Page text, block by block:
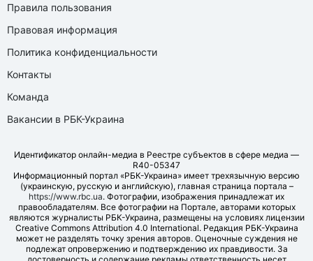
Правила пользования
Правовая информация
Политика конфиденциальности
Контакты
Команда
Вакансии в РБК-Украина
Идентификатор онлайн-медиа в Реестре субъектов в сфере медиа —
R40-05347
Информационный портал «РБК-Украина» имеет трехязычную версию
(украинскую, русскую и английскую), главная страница портала –
https://www.rbc.ua. Фотографии, изображения принадлежат их
правообладателям. Все фотографии на Портале, авторами которых
являются журналисты РБК-Украина, размещены на условиях лицензии
Creative Commons Attribution 4.0 International. Редакция РБК-Украина
может не разделять точку зрения авторов. Оценочные суждения не
подлежат опровержению и подтверждению их правдивости. За